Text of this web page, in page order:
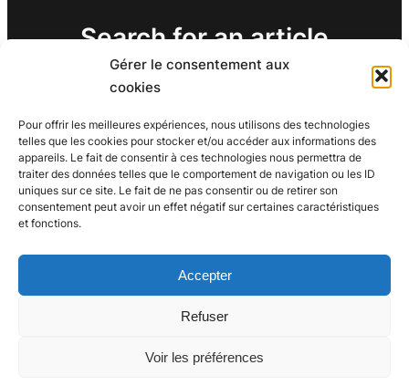
Gérer le consentement aux
cookies
Pour offrir les meilleures expériences, nous utilisons des technologies
telles que les cookies pour stocker et/ou accéder aux informations des
appareils. Le fait de consentir à ces technologies nous permettra de
traiter des données telles que le comportement de navigation ou les ID
uniques sur ce site. Le fait de ne pas consentir ou de retirer son
consentement peut avoir un effet négatif sur certaines caractéristiques
et fonctions.
Accepter
Refuser
Voir les préférences
Search for an article